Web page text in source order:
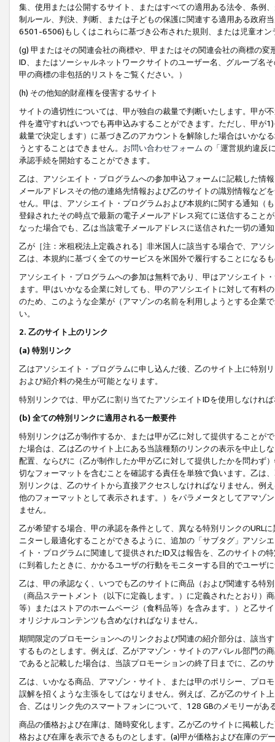
集、使用または公開するサイト、またはすべての適用ある法令、条例
制ルール、判決、判断、または子どもの保護に関連する適用ある政府
6501-6506)もしくはこれらに基づき公布された規則、または児童オン
(g) 甲またはその関連会社の商標や、甲またはその関連会社の商標の
ID、またはソーシャルネットワークサイトのユーザー名、グループ名
甲の商標の非包括的リストをご覧ください。）
(h) その他知的財産権を侵害するサイト
サイトの適切性については、甲が独自の裁量で判断いたします。甲が
件を遵守すればいつでも再申込みすることができます。ただし、甲が
裁量で決定します）に基づき乙のアカウントを解除した場合はいかな
うとすることはできません。 お問い合わせフォーム の「運営規約違反
承認手続を開始することができます。
乙は、アソシエイト・プログラムへの参加申込フォームに記載した情
メールアドレスその他の連絡先情報および乙のサイトの識別情報など
せん。甲は、アソシエイト・プログラムおよび本規約に関する通知（
登録されたその時点で最新の電子メールアドレス宛てに送信すること
なった場合でも、乙は当該電子メールアドレスに送信された一切の通
乙が［注：米租税法上定義される］非米国人に該当する場合で、アソ
乙は、本規約に基づく全てのサービスを米国外で履行することになる
アソシエイト・プログラムへの参加は無料であり、甲はアソシエイト
ます。甲はいかなる企業に対しても、甲のアソシエイトに対して有料
のため、このような企業が（アマゾンの名前を利用しようとする企業
い。
2. 乙のサイト上のリンク
(a) 特別リンク
乙はアソシエイト・プログラムに申し込んだ後、乙のサイト上に特別
および紹介料の発生が可能となります。
特別リンクでは、甲が乙に割り当てたアソシエイトIDを使用しなけれ
(b) 全ての特別リンクに適用される一般要件
特別リンクは乙が制作するか、または甲が乙に対して提供することが
た場合は、乙は乙のサイト上にある当該種類のリンクの表示を中止し
配置、ならびに（乙が制作したか甲が乙に対して提供したかを問わず
切なフォーマットを含むことを確認する責任を単独で負います。乙は
別リンクは、乙のサイトから直接アクセスしなければなりません。例
他のフォーマットとして表示されます。）をパラメータとしてアマゾ
ません。
乙が希望する場合、甲の承認を条件として、異なる特別リンクのURL
ニターし最適化することができるように、追加の「サブタグ」アソシ
イト・プログラムに関連して提供されたID又は報告を、乙のサイトの
に到着したときに、かかるユーザの行動をモニターする目的でユーザ
乙は、甲の承認なく、いつでも乙のサイトに商品（および関連する特
（商品ステートメント（以下に定義します。）に定義されたとおり
等）またはストアのホームページ（食料品等）を含みます。）と乙サ
オリジナルコンテンツも含めなければなりません。
期間限定のプロモーションへのリンクおよび関連の紹介部分は、該当
するものとします。例えば、乙がアマゾン・サイトのアパレル部門の
であると記載した場合は、当該プロモーションの終了日までに、乙の
乙は、いかなる商品、アマゾン・サイト、または甲のポリシー、プロ
誤解を招くような主張をしてはなりません。例えば、乙が乙のサイト
合、乙はリンク先のスマートフォンについて、128 GBのメモリーがあ
商品の価格および在庫は、随時変化します。乙が乙のサイトに掲載し
格および在庫を表示できるものとします。(a)甲が価格および在庫の